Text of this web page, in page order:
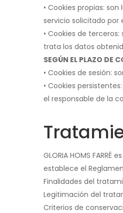
• Cookies propias:
servicio solicitado por
• Cookies de
trata los datos
SEGÚN EL PLAZO DE
• Cookies de sesión:
• Cookies
el responsable de la
GLORIA HOMS
establece el
Finalidades del
Legitimación del
Criterios de